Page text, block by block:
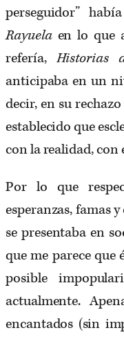
perseguidor”
Rayuela en lo que
refería,Historias
anticipaba en un
decir, en su
establecido que
con la realidad, con
Por lo que
esperanzas, famas
se presentaba en
que me parece que
posible
actualmente.
encantados (sin